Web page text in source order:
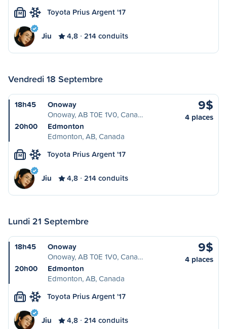
M Toyota Prius Argent '17
Jiu 4,8 214 conduits
Vendredi 18 Septembre
18h45
Onoway
Onoway, AB T0E 1V0, Cana…
20h00
Edmonton
Edmonton, AB, Canada
9$
4 places
M Toyota Prius Argent '17
Jiu 4,8 214 conduits
Lundi 21 Septembre
18h45
Onoway
Onoway, AB T0E 1V0, Cana…
20h00
Edmonton
Edmonton, AB, Canada
9$
4 places
M Toyota Prius Argent '17
Jiu 4,8 214 conduits